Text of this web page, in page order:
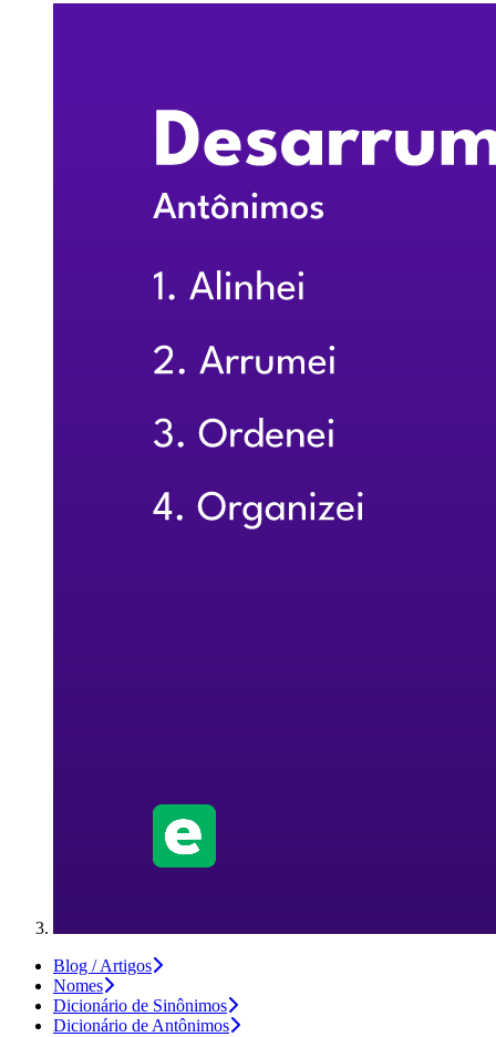
Blog / Artigos
Nomes
Dicionário de Sinônimos
Dicionário de Antônimos